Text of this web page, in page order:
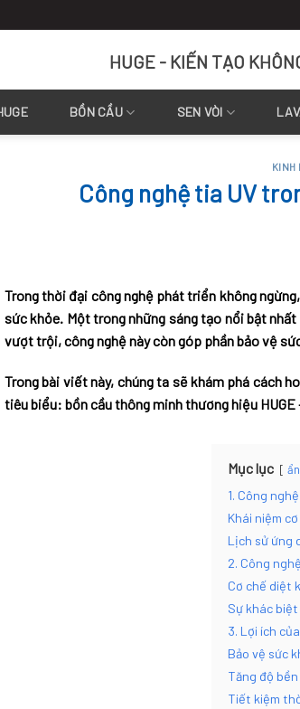
HUGE - KIẾN TẠO
BỒN CẦU SEN VÒI
KINH
Công nghệ tia UV
Trong thời đại công nghệ phát triển không
sức khỏe. Một trong những sáng tạo nổi bật
vượt trội, công nghệ này còn góp phần bảo vệ
Trong bài viết này, chúng ta sẽ khám phá cách
tiêu biểu: bồn cầu thông minh thương hiệu
Mục lục ẩn
1. Công
Khái niệm
Lịch sử ứng
2. Công
Cơ chế diệt
Sự khác
3. Lợi ích
Bảo vệ sức
Tăng độ
Tiết kiệm